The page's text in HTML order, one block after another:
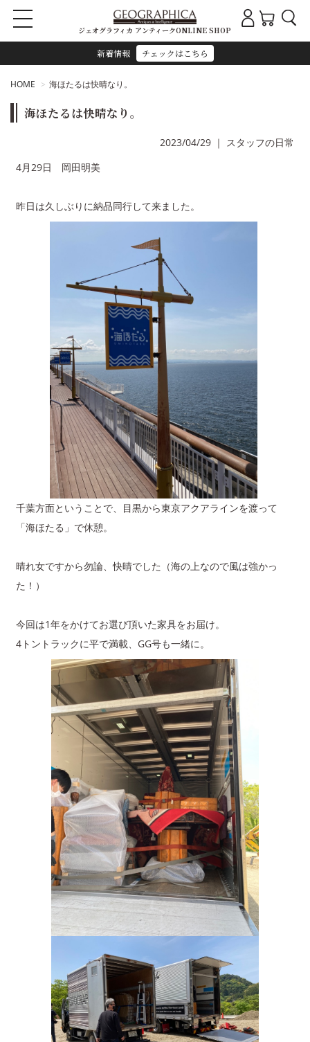
新着情報 チェックはこちら
ジェオグラフィカ アンティークONLINE SHOP
HOME 海ほたるは快晴なり。
海ほたるは快晴なり。
2023/04/29 ｜ スタッフの日常
4月29日 岡田明美
昨日は久しぶりに納品同行して来ました。
千葉方面ということで、目黒から東京アクアラインを渡って
「海ほたる」で休憩。
晴れ女ですから勿論、快晴でした（海の上なので風は強かっ
た！）
今回は1年をかけてお選び頂いた家具をお届け。
4トントラックに平で満載、GG号も一緒に。